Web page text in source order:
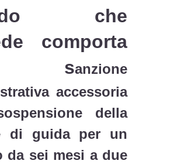
che
comporta
sanzione
accessoria
della
di guida per un
da sei mesi a due